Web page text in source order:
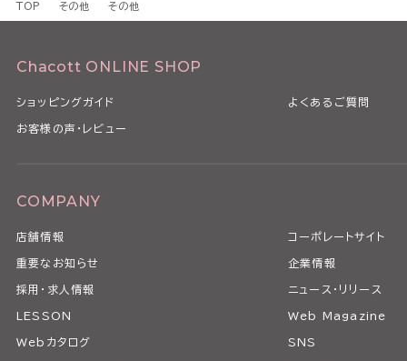
TOP その他 その他
Chacott ONLINE SHOP
ショッピングガイド よくあるご質問
お客様の声・レビュー
COMPANY
店舗情報 コーポレートサイト
重要なお知らせ 企業情報
採用・求人情報 ニュース・リリース
LESSON Web Magazine
Webカタログ SNS